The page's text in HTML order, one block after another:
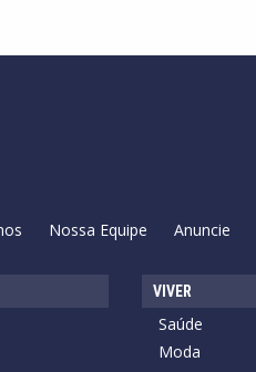
Nossa Equipe Anuncie
VIVER
Saúde
Moda